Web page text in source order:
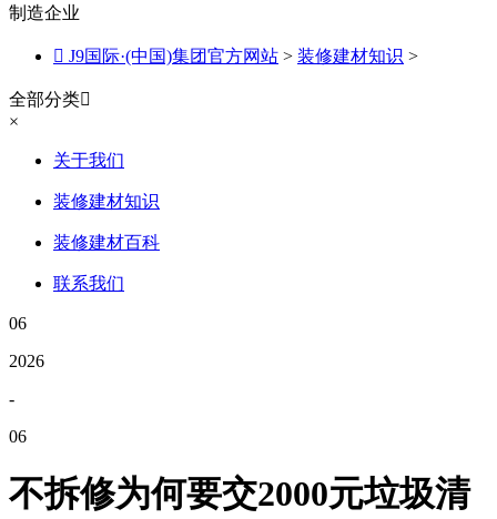
制造企业
 J9国际·(中国)集团官方网站 > 装修建材知识 >
全部分类
×
关于我们
装修建材知识
装修建材百科
联系我们
06
2026
-
06
不拆修为何要交2000元垃圾清